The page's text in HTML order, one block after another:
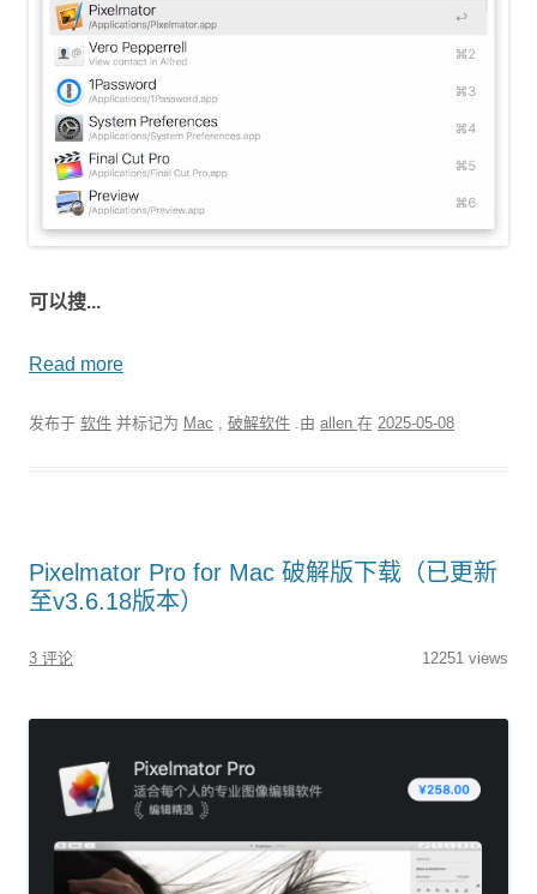
可以搜...
Read more
发布于 软件 并标记为 Mac , 破解软件 .由 allen 在 2025-05-08
Pixelmator Pro for Mac 破解版下载（已更新
至v3.6.18版本）
3 评论 12251 views